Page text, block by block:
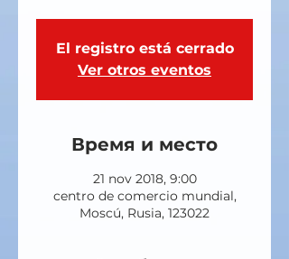
El registro está cerrado
Ver otros eventos
Время и место
21 nov 2018, 9:00
centro de comercio mundial,
Moscú, Rusia, 123022